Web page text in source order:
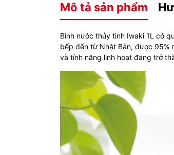
Mô tả sản phẩm
Bình nước thủy tinh Iwaki 1L có
bếp đến từ Nhật Bản, được 95%
và tính năng linh hoạt đang trở